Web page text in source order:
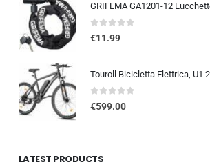
0out of 5
€11.99
0out of 5
€599.00
LATEST PRODUCTS